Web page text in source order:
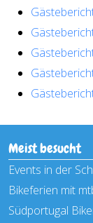
Meist besucht
Events in der
Bikeferien mit
Südportugal